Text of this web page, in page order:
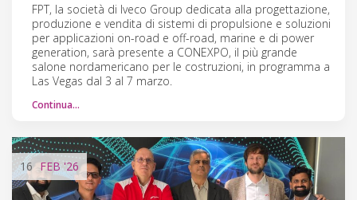
FPT, la società di Iveco Group dedicata alla progettazione,
produzione e vendita di sistemi di propulsione e soluzioni
per applicazioni on-road e off-road, marine e di power
generation, sarà presente a CONEXPO, il più grande
salone nordamericano per le costruzioni, in programma a
Las Vegas dal 3 al 7 marzo.
Continua…
16 FEB'26